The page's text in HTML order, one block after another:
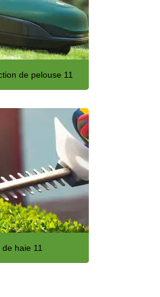
de pelouse 11
de haie 11